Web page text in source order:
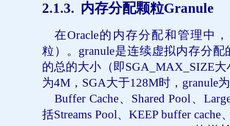
2.1.3. 内存分配颗粒Granule
在Oracle的内存分配和管理中
粒）。 granule是连续虚拟内存分配
的总的大小（即SGA_MAX_SIZE大
为4M ， SGA大于128M时， granule为
Buffer Cache、 Shared Pool、
括Streams Pool、KEEP buffer cache